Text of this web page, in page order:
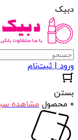
دبیک
ورود | ثبت‌نام
بستن
0 محصول
مشاهده